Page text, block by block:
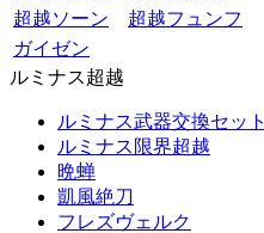
超越ソーン
超越フュンフ
ガイゼン
ルミナス超越
ルミナス武器交換セット
ルミナス限界超越
晩蝉
凱風絶刀
フレズヴェルク